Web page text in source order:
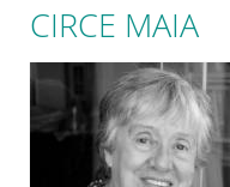
CIRCE MAIA